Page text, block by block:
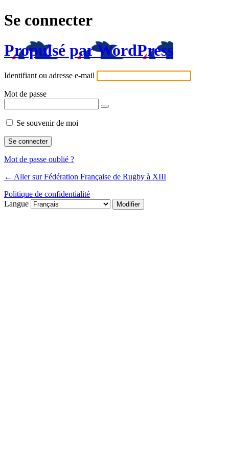
Se connecter
Propulsé par WordPress
Identifiant ou adresse e-mail
Mot de passe
Se souvenir de moi
Mot de passe oublié ?
← Aller sur Fédération Française de Rugby à XIII
Politique de confidentialité
Langue